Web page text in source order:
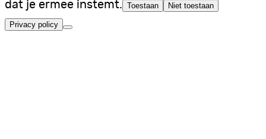
dat je ermee instemt. Toestaan Niet toestaan
Privacy policy